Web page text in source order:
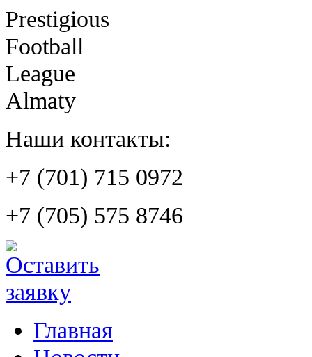
Prestigious
Football
League
Almaty
Наши контакты:
+7 (701) 715 0972
+7 (705) 575 8746
Главная